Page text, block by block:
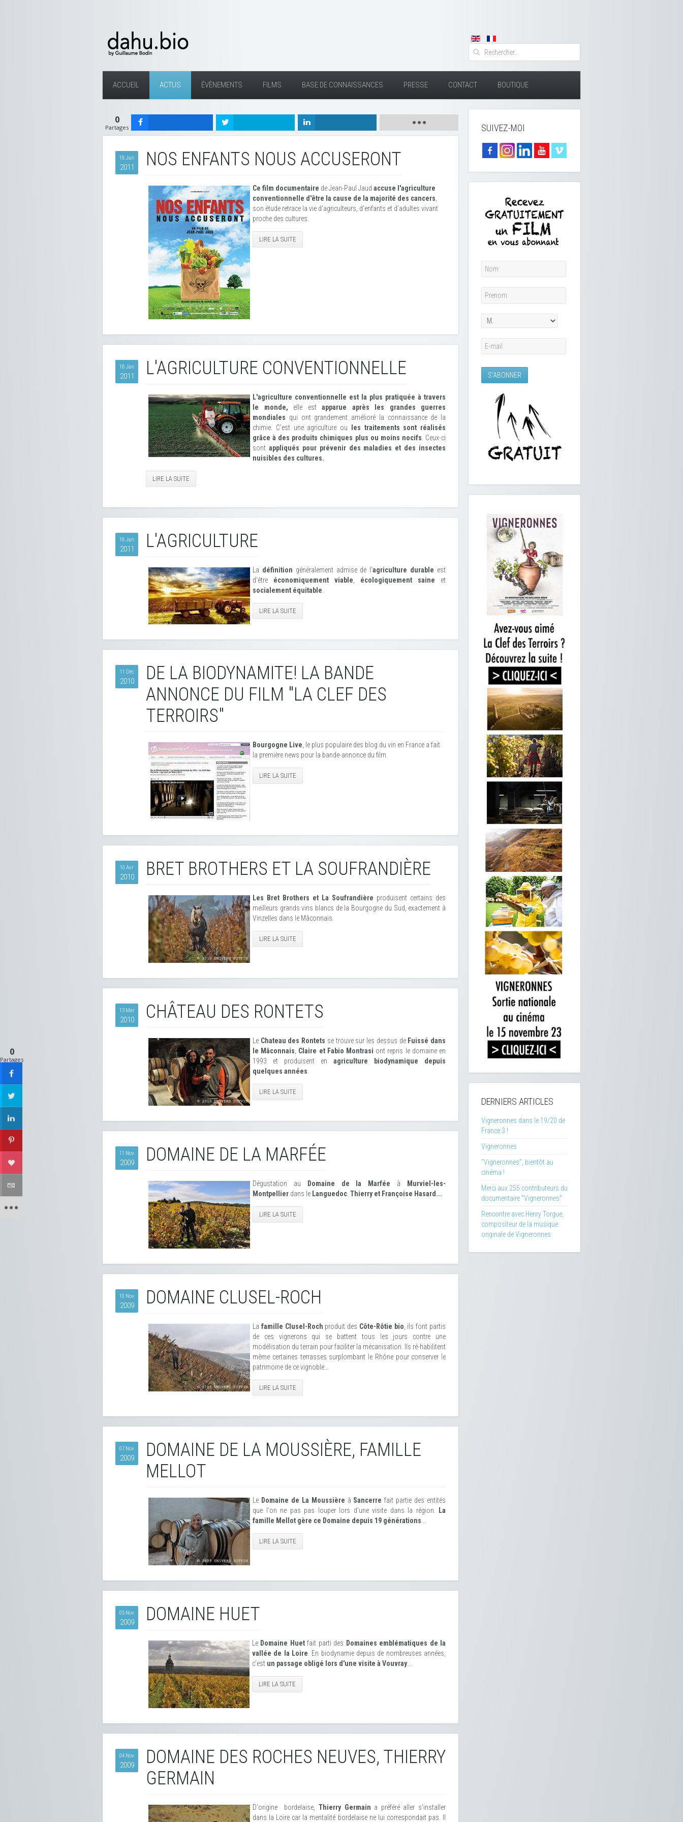
ACCUEIL ACTUS ÉVÈNEMENTS FILMS BASE DE CONNAISSANCES PRESSE CONTACT BOUTIQUE
0
Partages
18 Jan
2011 NOS ENFANTS NOUS ACCUSERONT
Ce film documentaire de Jean-Paul Jaud accuse l'agriculture
conventionnelle d'être la cause de la majorité des cancers
son étude retrace la vie d'agriculteurs, d'enfants et d'adultes vivant
proche des cultures.
LIRE LA SUITE
18 Jan
2011 L'AGRICULTURE CONVENTIONNELLE
L'agriculture conventionnelle est la plus pratiquée à travers
le monde, elle est apparue après les grandes guerres
mondiales qui ont grandement amélioré la connaissance de la
chimie. C'est une agriculture ou
les traitements sont réalisés
grâce à des produits chimiques plus ou moins nocifs . Ceux-ci
sont appliqués pour prévenir des maladies et des insectes
nuisibles des cultures.
LIRE LA SUITE
18 Jan
2011 L'AGRICULTURE
La définition généralement admise de l'agriculture durable est
d'être économiquement viable écologiquement saine et
socialement équitable
LIRE LA SUITE
11 Déc
2010
DE LA BIODYNAMITE! LA BANDE
ANNONCE DU FILM "LA CLEF DES
TERROIRS"
Bourgogne Live , le plus populaire des blog du vin en France a fait
la première news pour la bande-annonce du film.
LIRE LA SUITE
10 Avr
2010 BRET BROTHERS ET LA SOUFRANDIÈRE
Les Bret Brothers et La Soufrandière produisent certains des
meilleurs grands vins blancs de la Bourgogne du Sud, exactement à
Vinzelles dans le Mâconnais.
LIRE LA SUITE
13 Mar
2010 CHÂTEAU DES RONTETS
Le Chateau des Rontets se trouve sur les dessus de Fuissé dans
le Mâconnais Claire et Fabio Montrasi ont repris le domaine en
1993 et produisent en agriculture biodynamique depuis
quelques années
LIRE LA SUITE
11 Nov
2009 DOMAINE DE LA MARFÉE
Dégustation au Domaine de la Marfée à
Murviel-les-
Montpellier dans le Languedoc Thierry et Françoise Hasard...
LIRE LA SUITE
10 Nov
2009 DOMAINE CLUSEL-ROCH
La famille Clusel-Roch produit des Côte-Rôtie bio , ils font partis
de ces vignerons qui se battent tous les jours contre une
modélisation du terrain pour faciliter la mécanisation. Ils ré-habilitent
même certaines terrasses surplombant le Rhône pour conserver le
patrimoine de ce vignoble...
LIRE LA SUITE
07 Nov
2009
DOMAINE DE LA MOUSSIÈRE, FAMILLE
MELLOT
Le Domaine de La Moussière à Sancerre fait partie des entités
que l'on ne pas pas louper lors d'une visite dans la région.
La
famille Mellot gère ce Domaine depuis 19 générations
LIRE LA SUITE
05 Nov
2009 DOMAINE HUET
Le Domaine Huetfait parti des Domaines emblématiques de la
vallée de la Loire . En biodynamie depuis de nombreuses années,
c'est un passage obligé lors d'une visite à Vouvray...
LIRE LA SUITE
04 Nov
2009
DOMAINE DES ROCHES NEUVES, THIERRY
GERMAIN
D'origine bordelaise, Thierry Germain a préféré aller s'installer
dans la Loire car la mentalité bordelaise ne lui correspondait pas. Il
SUIVEZ-MOI
DERNIERS ARTICLES
Vigneronnes dans le 19/20 de
France 3 !
Vigneronnes
"Vigneronnes", bientôt au
cinéma !
Merci aux 255 contributeurs du
documentaire "Vigneronnes"
Rencontre avec Henry Torgue,
compositeur de la musique
originale de Vigneronnes
0
Partages